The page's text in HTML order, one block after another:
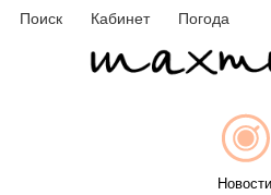
Поиск Кабинет Погода
Новости